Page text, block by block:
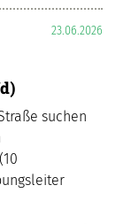
23.06.2026
suchen